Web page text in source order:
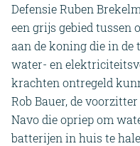
Defensie Ruben
een grijs gebied tussen
aan de koning die in de
water- en
krachten ontregeld
Rob Bauer, de
Navo die opriep om
batterijen in huis te